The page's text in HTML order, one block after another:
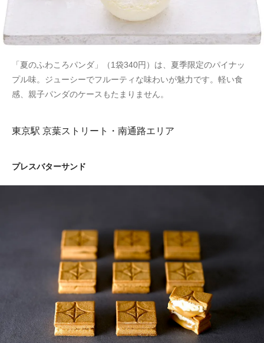
「夏のふわころパンダ」（1袋340円）は、夏季限定のパイナッ
プル味。ジューシーでフルーティな味わいが魅力です。軽い食
感、親子パンダのケースもたまりません。
東京駅 京葉ストリート・南通路エリア
プレスバターサンド